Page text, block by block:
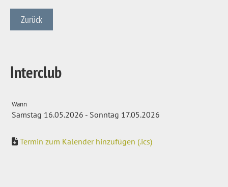
Zurück
Interclub
Wann
Samstag 16.05.2026 - Sonntag 17.05.2026
Termin zum Kalender hinzufügen (.ics)